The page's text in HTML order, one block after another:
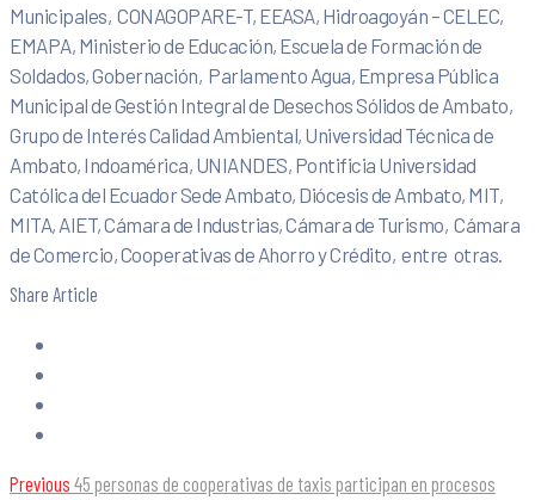
Municipales, CONAGOPARE-T, EEASA, Hidroagoyán – CELEC,
EMAPA, Ministerio de Educación, Escuela de Formación de
Soldados, Gobernación, Parlamento Agua, Empresa Pública
Municipal de Gestión Integral de Desechos Sólidos de Ambato,
Grupo de Interés Calidad Ambiental, Universidad Técnica de
Ambato, Indoamérica, UNIANDES, Pontificia Universidad
Católica del Ecuador Sede Ambato, Diócesis de Ambato, MIT,
MITA, AIET, Cámara de Industrias, Cámara de Turismo, Cámara
de Comercio, Cooperativas de Ahorro y Crédito, entre otras.
Share Article
Previous 45 personas de cooperativas de taxis participan en procesos